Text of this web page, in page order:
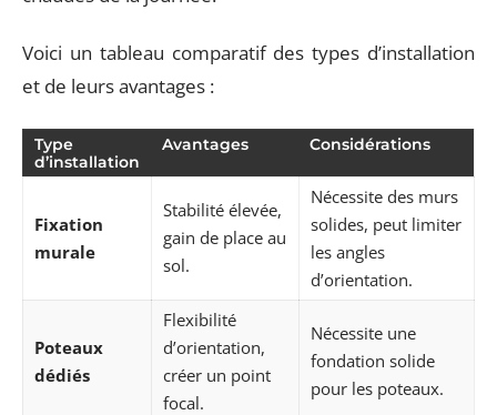
Voici un tableau comparatif des types d’installation
et de leurs avantages :
Type
d’installation
Avantages Considérations
Fixation
murale
Stabilité élevée,
gain de place au
sol.
Nécessite des murs
solides, peut limiter
les angles
d’orientation.
Poteaux
dédiés
Flexibilité
d’orientation,
créer un point
focal.
Nécessite une
fondation solide
pour les poteaux.